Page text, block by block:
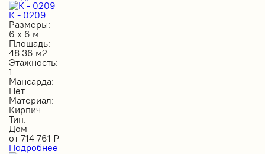
К - 0209
Размеры:
6 х 6 м
Площадь:
48.36 м2
Этажность:
1
Мансарда:
Нет
Материал:
Кирпич
Тип:
Дом
от 714 761 ₽
Подробнее